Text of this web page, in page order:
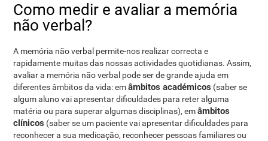
Como medir e avaliar a memória
não verbal?
A memória não verbal permite-nos realizar correcta e
rapidamente muitas das nossas actividades quotidianas. Assim,
avaliar a memória não verbal pode ser de grande ajuda em
diferentes âmbitos da vida: emâmbitos académicos (saber se
algum aluno vai apresentar dificuldades para reter alguma
matéria ou para superar algumas disciplinas), emâmbitos
clínicos (saber se um paciente vai apresentar dificuldades para
reconhecer a sua medicação, reconhecer pessoas familiares ou